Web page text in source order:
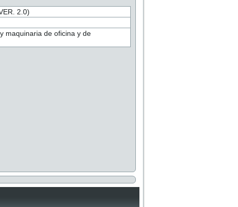
2.0)
maquinaria de oficina y de